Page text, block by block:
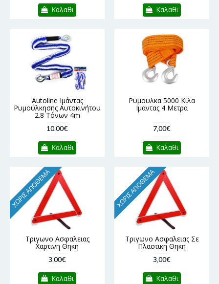
Καλαθι Καλαθι
Autoline Ιμάντας
Ρυμούλκησης Αυτοκινήτου
2.8 Τόνων 4m
10,00€
Καλαθι
Ρυμουλκα 5000 Κιλα
Ιμαντας 4 Μετρα
7,00€
Καλαθι
ΧΩΡΊΣ ΑΠΌΘΕΜΑ
Τριγωνο Ασφαλειας
Χαρτινη Θηκη
3,00€
Καλαθι
ΧΩΡΊΣ ΑΠΌΘΕΜΑ
Τριγωνο Ασφαλειας Σε
Πλαστικη Θηκη
3,00€
Καλαθι